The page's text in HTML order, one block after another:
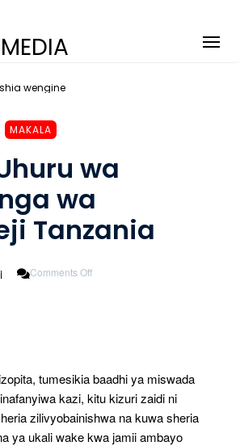
wengine
MAKALA
wa
wa
Tanzania
Comments Off
Tanzania
tumesikia baadhi ya miswada
kazi, kitu kizuri zaidi ni
zilivyobainishwa na kuwa sheria
ya ukali wake kwa jamii ambayo